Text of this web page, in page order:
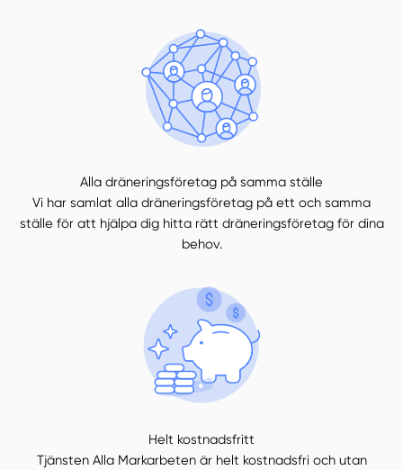
Alla dräneringsföretag på samma ställe
Vi har samlat alla dräneringsföretag på ett och samma
ställe för att hjälpa dig hitta rätt dräneringsföretag för dina
behov.
Helt kostnadsfritt
Tjänsten Alla Markarbeten är helt kostnadsfri och utan